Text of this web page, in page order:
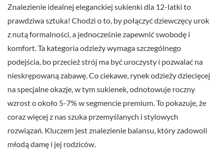
Znalezienie idealnej eleganckiej sukienki dla 12-latki to
prawdziwa sztuka! Chodzi o to, by połączyć dziewczęcy urok
z nutą formalności, a jednocześnie zapewnić swobodę i
komfort. Ta kategoria odzieży wymaga szczególnego
podejścia, bo przecież strój ma być uroczysty i pozwalać na
nieskrępowaną zabawę. Co ciekawe, rynek odzieży dziecięcej
na specjalne okazje, w tym sukienek, odnotowuje roczny
wzrost o około 5-7% w segmencie premium. To pokazuje, że
coraz więcej z nas szuka przemyślanych i stylowych
rozwiązań. Kluczem jest znalezienie balansu, który zadowoli
młodą damę i jej rodziców.